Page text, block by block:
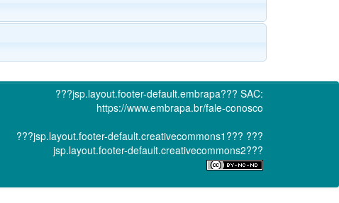
???jsp.layout.footer-default.embrapa??? SAC:
https://www.embrapa.br/fale-conosco
???jsp.layout.footer-default.creativecommons1??? ???
jsp.layout.footer-default.creativecommons2???